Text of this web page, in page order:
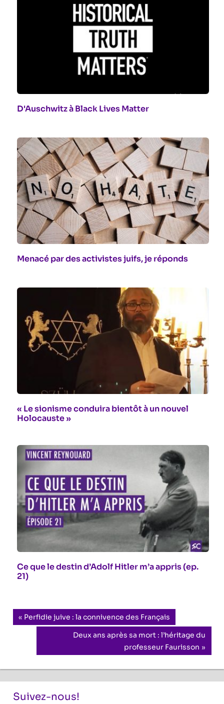
D'Auschwitz à Black Lives Matter
Menacé par des activistes juifs, je réponds
« Le sionisme conduira bientôt à un nouvel
Holocauste »
Ce que le destin d’Adolf Hitler m’a appris (ep.
21)
Navigation
l’article
Previous
Post:
Perfidie juive : la connivence des Français
Next
Deux ans après sa mort : l’héritage du
professeur Faurisson
Suivez-nous!